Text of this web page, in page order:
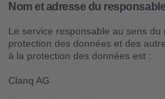
Nom et adresse du responsable
Le service responsable au sens
protection des données et des
à la protection des données est :
Clanq AG